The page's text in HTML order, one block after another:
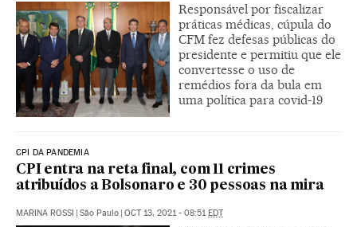
Responsável por fiscalizar
práticas médicas, cúpula do
CFM fez defesas públicas do
presidente e permitiu que ele
convertesse o uso de
remédios fora da bula em
uma política para covid-19
CPI DA PANDEMIA
CPI entra na reta final, com 11 crimes
atribuídos a Bolsonaro e 30 pessoas na mira
MARINA ROSSI | São Paulo | OCT 13, 2021 - 08:51EDT